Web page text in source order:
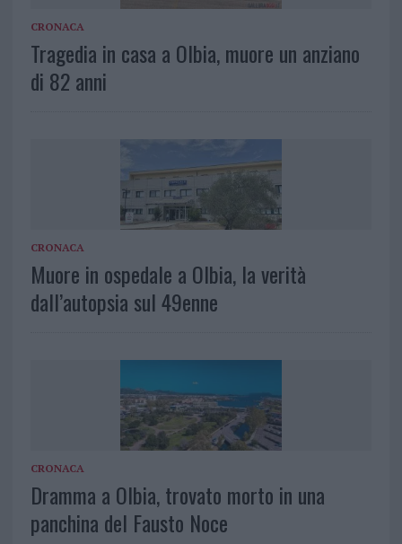
CRONACA
Tragedia in casa a Olbia, muore un anziano
di 82 anni
CRONACA
Muore in ospedale a Olbia, la verità
dall’autopsia sul 49enne
CRONACA
Dramma a Olbia, trovato morto in una
panchina del Fausto Noce